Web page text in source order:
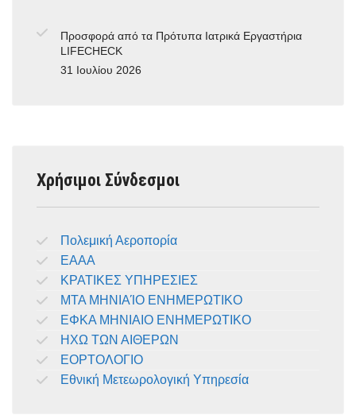
Προσφορά από τα Πρότυπα Ιατρικά Εργαστήρια
LIFECHECK
31 Ιουλίου 2026
Χρήσιμοι Σύνδεσμοι
Πολεμική Αεροπορία
ΕΑΑΑ
ΚΡΑΤΙΚΕΣ ΥΠΗΡΕΣΙΕΣ
ΜΤΑ ΜΗΝΙΑΊΟ ΕΝΗΜΕΡΩΤΙΚΟ
ΕΦΚΑ ΜΗΝΙΑΙΟ ΕΝΗΜΕΡΩΤΙΚΟ
ΗΧΩ ΤΩΝ ΑΙΘΕΡΩΝ
ΕΟΡΤΟΛΟΓΙΟ
Εθνική Μετεωρολογική Υπηρεσία